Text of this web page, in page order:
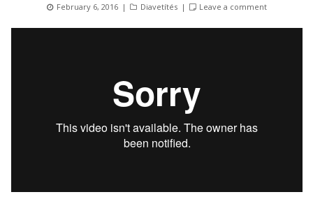
Posted
February 6, 2016 Categories
Diavetítés Leave a comment